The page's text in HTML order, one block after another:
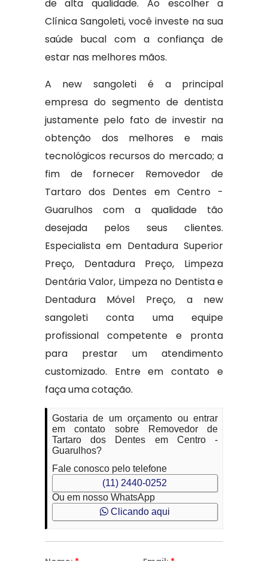
de alta qualidade. Ao escolher a
Clínica Sangoleti, você investe na sua
saúde bucal com a confiança de
estar nas melhores mãos.
A new sangoleti é a principal
empresa do segmento de dentista
justamente pelo fato de investir na
obtenção dos melhores e mais
tecnológicos recursos do mercado; a
fim de fornecer Removedor de
Tartaro dos Dentes em Centro -
Guarulhos com a qualidade tão
desejada pelos seus clientes.
Especialista em Dentadura Superior
Preço, Dentadura Preço, Limpeza
Dentária Valor, Limpeza no Dentista e
Dentadura Móvel Preço, a new
sangoleti conta uma equipe
profissional competente e pronta
para prestar um atendimento
customizado. Entre em contato e
faça uma cotação.
Gostaria de um orçamento ou entrar
em contato sobre Removedor de
Tartaro dos Dentes em Centro -
Guarulhos?
Fale conosco pelo telefone
(11) 2440-0252
Ou em nosso WhatsApp
Clicando aqui